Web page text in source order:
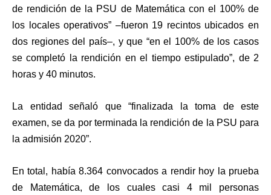
de rendición de la PSU de Matemática con el 100% de
los locales operativos” –fueron 19 recintos ubicados en
dos regiones del país–, y que “en el 100% de los casos
se completó la rendición en el tiempo estipulado”, de 2
horas y 40 minutos.
La entidad señaló que “finalizada la toma de este
examen, se da por terminada la rendición de la PSU para
la admisión 2020”.
En total, había 8.364 convocados a rendir hoy la prueba
de Matemática, de los cuales casi 4 mil personas